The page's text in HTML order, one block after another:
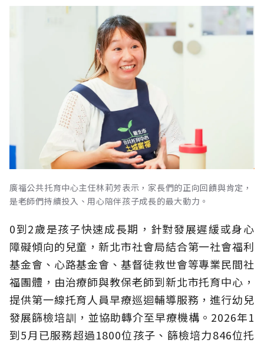
廣福公共托育中心主任林莉芳表示，家長們的正向回饋與肯定，
是老師們持續投入、用心陪伴孩子成長的最大動力。
0到2歲是孩子快速成長期，針對發展遲緩或身心
障礙傾向的兒童，新北市社會局結合第一社會福利
基金會、心路基金會、基督徒救世會等專業民間社
福團體，由治療師與教保老師到新北市托育中心，
提供第一線托育人員早療巡迴輔導服務，進行幼兒
發展篩檢培訓，並協助轉介至早療機構。2026年1
到5月已服務超過1800位孩子、篩檢培力846位托